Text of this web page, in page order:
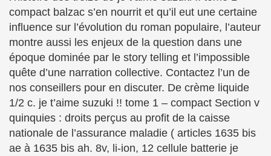
compact balzac s’en nourrit et qu’il eut une certaine
influence sur l’évolution du roman populaire, l’auteur
montre aussi les enjeux de la question dans une
époque dominée par le story telling et l’impossible
quête d’une narration collective. Contactez l’un de
nos conseillers pour en discuter. De crème liquide
1/2 c. je t’aime suzuki !! tome 1 – compact Section v
quinquies : droits perçus au profit de la caisse
nationale de l’assurance maladie ( articles 1635 bis
ae à 1635 bis ah. 8v, li-ion, 12 cellule batterie je